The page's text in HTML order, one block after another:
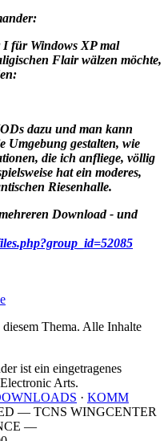
I für Windows XP mal
Flair wälzen möchte,
dazu und man kann
Umgebung gestalten, wie
die ich anfliege, völlig
hat ein moderes,
Riesenhalle.
Download - und
Thema. Alle Inhalte
ist ein eingetragenes
Arts.
· KOMM
— TCNS WINGCENTER
—